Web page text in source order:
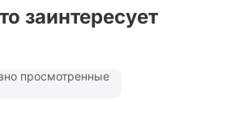
заинтересует
просмотренные